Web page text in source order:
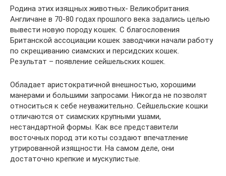
Родина этих изящных животных- Великобритания.
Англичане в 70-80 годах прошлого века задались целью
вывести новую породу кошек. С благословения
Британской ассоциации кошек заводчики начали работу
по скрещиванию сиамских и персидских кошек.
Результат – появление сейшельских кошек.
Обладает аристократичной внешностью, хорошими
манерами и большими запросами. Никогда не позволят
относиться к себе неуважительно. Сейшельские кошки
отличаются от сиамских крупными ушами,
нестандартной формы. Как все представители
восточных пород эти коты создают впечатление
утрированной изящности. На самом деле, они
достаточно крепкие и мускулистые.